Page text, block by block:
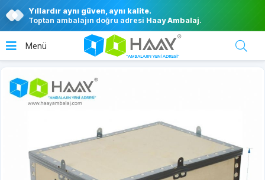
Yıllardır aynı güven, aynı kalite.
Toptan ambalajın doğru adresi Haay Ambalaj.